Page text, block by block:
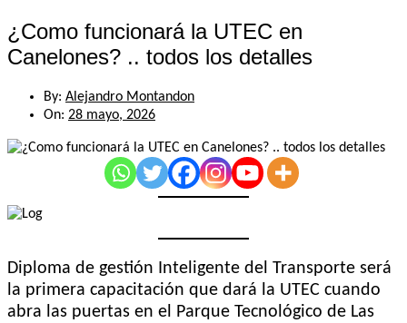
¿Como funcionará la UTEC en
Canelones? .. todos los detalles
By: Alejandro Montandon
On: 28 mayo, 2026
Diploma de gestión Inteligente del Transporte será
la primera capacitación que dará la UTEC cuando
abra las puertas en el Parque Tecnológico de Las